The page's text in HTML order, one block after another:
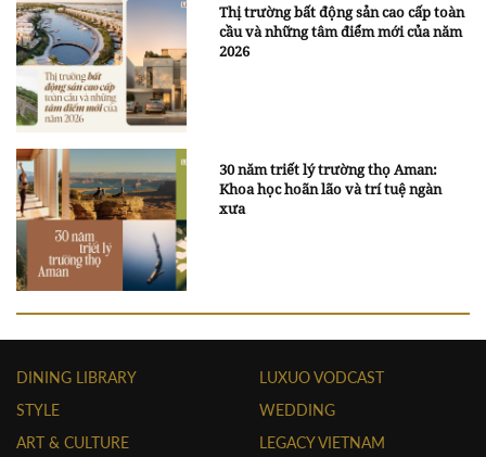
Thị trường bất động sản cao cấp toàn
cầu và những tâm điểm mới của năm
2026
30 năm triết lý trường thọ Aman:
Khoa học hoãn lão và trí tuệ ngàn
xưa
DINING LIBRARY
STYLE
ART & CULTURE
LUXUO VODCAST
WEDDING
LEGACY VIETNAM